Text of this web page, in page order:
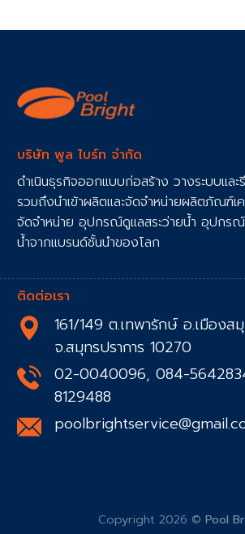
บริษัท พูล ไบร์ท จำกัด
ดำเนินธุรกิจออกแบบก่อสร้าง วางระบบและรี
รวมถึงนำเข้าผลิตและจัดจำหน่ายผลิตภัณฑ์เ
จัดจำหน่าย อุปกรณ์ดูแลสระว่ายน้ำ อุปกรณ์
น้ำจากแบรนด์ชั้นนำของโลก
ติดต่อเรา
161/149 ต.เทพารักษ์ อ.เมืองส
จ.สมุทรปราการ 10270
02-0040096, 084-
8129488
Copyright 2026 © Pool